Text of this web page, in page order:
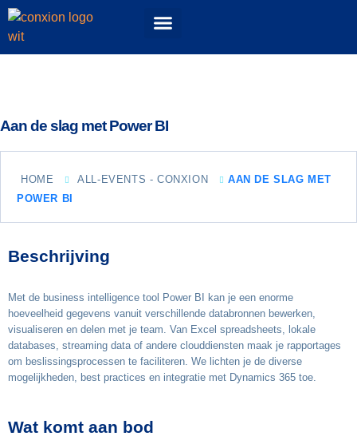
Aan de slag met Power BI
HOME ALL-EVENTS - CONXION
AAN DE SLAG MET
POWER BI
Beschrijving
Met de business intelligence tool Power BI kan je een enorme
hoeveelheid gegevens vanuit verschillende databronnen bewerken,
visualiseren en delen met je team. Van Excel spreadsheets, lokale
databases, streaming data of andere clouddiensten maak je rapportages
om beslissingsprocessen te faciliteren. We lichten je de diverse
mogelijkheden, best practices en integratie met Dynamics 365 toe.
Wat komt aan bod